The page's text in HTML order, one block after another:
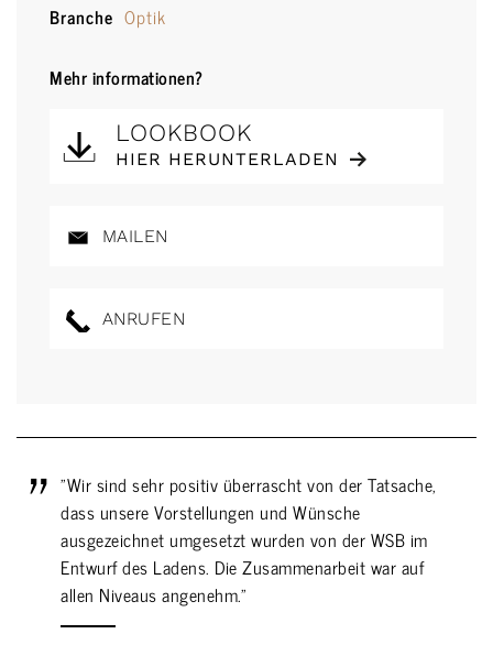
Branche Optik
Mehr informationen?
LOOKBOOK
HIER HERUNTERLADEN
MAILEN
ANRUFEN
"Wir sind sehr positiv überrascht von der Tatsache,
dass unsere Vorstellungen und Wünsche
ausgezeichnet umgesetzt wurden von der WSB im
Entwurf des Ladens. Die Zusammenarbeit war auf
allen Niveaus angenehm."